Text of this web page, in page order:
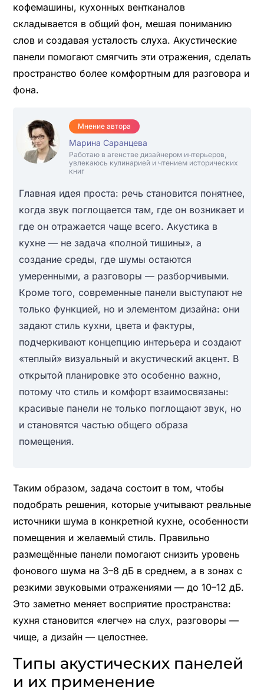
кофемашины, кухонных вентканалов
складывается в общий фон, мешая пониманию
слов и создавая усталость слуха. Акустические
панели помогают смягчить эти отражения, сделать
пространство более комфортным для разговора и
фона.
Мнение автора
Марина Саранцева
Работаю в агенстве дизайнером интерьеров,
увлекаюсь кулинарией и чтением исторических
книг
Главная идея проста: речь становится понятнее,
когда звук поглощается там, где он возникает и
где он отражается чаще всего. Акустика в
кухне — не задача «полной тишины», а
создание среды, где шумы остаются
умеренными, а разговоры — разборчивыми.
Кроме того, современные панели выступают не
только функцией, но и элементом дизайна: они
задают стиль кухни, цвета и фактуры,
подчеркивают концепцию интерьера и создают
«теплый» визуальный и акустический акцент. В
открытой планировке это особенно важно,
потому что стиль и комфорт взаимосвязаны:
красивые панели не только поглощают звук, но
и становятся частью общего образа
помещения.
Таким образом, задача состоит в том, чтобы
подобрать решения, которые учитывают реальные
источники шума в конкретной кухне, особенности
помещения и желаемый стиль. Правильно
размещённые панели помогают снизить уровень
фонового шума на 3–8 дБ в среднем, а в зонах с
резкими звуковыми отражениями — до 10–12 дБ.
Это заметно меняет восприятие пространства:
кухня становится «легче» на слух, разговоры —
чище, а дизайн — целостнее.
Типы акустических панелей
и их применение